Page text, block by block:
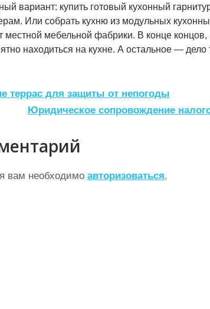
вариант: купить готовый кухонный
Или собрать кухню из модульных
местной мебельной фабрики. В конце
находиться на кухне. А остальное — дело
террас для защиты от непогоды
Юридическое сопровождение
вам необходимо авторизоваться.